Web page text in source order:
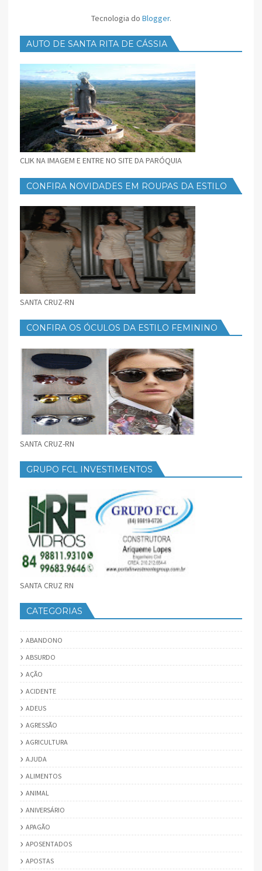
Tecnologia do Blogger.
AUTO DE SANTA RITA DE CÁSSIA
CLIK NA IMAGEM E ENTRE NO SITE DA PARÓQUIA
CONFIRA NOVIDADES EM ROUPAS DA ESTILO
SANTA CRUZ-RN
CONFIRA OS ÓCULOS DA ESTILO FEMININO
SANTA CRUZ-RN
GRUPO FCL INVESTIMENTOS
SANTA CRUZ RN
CATEGORIAS
ABANDONO
ABSURDO
AÇÃO
ACIDENTE
ADEUS
AGRESSÃO
AGRICULTURA
AJUDA
ALIMENTOS
ANIMAL
ANIVERSÁRIO
APAGÃO
APOSENTADOS
APOSTAS